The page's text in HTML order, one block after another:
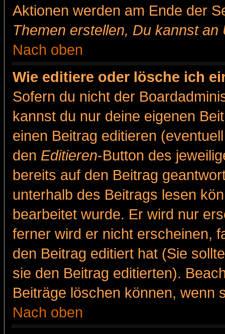
Aktionen werden am Ende der
Themen erstellen, Du kannst
Nach oben
Wie editiere oder lösche ich
Sofern du nicht der
kannst du nur deine eigenen
einen Beitrag editieren
den Editieren-Button des
bereits auf den Beitrag
unterhalb des Beitrags lesen
bearbeitet wurde. Er wird nur
ferner wird er nicht erscheinen,
den Beitrag editiert hat (Sie
sie den Beitrag editierten).
Beiträge löschen können, wenn
Nach oben